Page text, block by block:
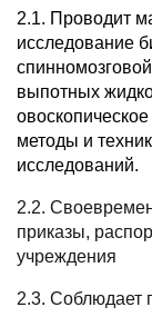
2.1. Проводит
исследование
выпотных
методы и
исследований.
2.2.
приказы,
учреждения
2.3. Соблюдает